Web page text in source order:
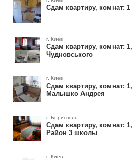
Сдам квартиру, комнат: 1
г. Киев
Сдам квартиру, комнат: 1,
Чудновського
г. Киев
Сдам квартиру, комнат: 1,
Малышко Андрея
г. Борисполь
Сдам квартиру, комнат: 1,
Район 3 школы
г. Киев